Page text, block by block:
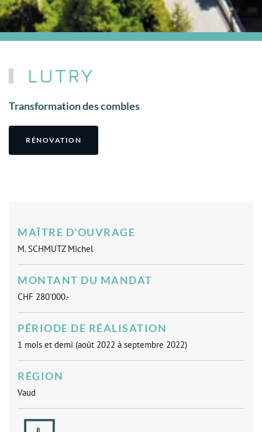
LUTRY
Transformation des combles
RÉNOVATION
MAÎTRE D'OUVRAGE
M. SCHMUTZ Michel
MONTANT DU MANDAT
CHF 280'000.-
PÉRIODE DE RÉALISATION
1 mois et demi (août 2022 à septembre 2022)
RÉGION
Vaud